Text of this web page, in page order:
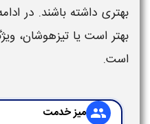
بهتری داشته باشند. در
بهتر است یا تیزهوشان،
است.
group میز خدمت